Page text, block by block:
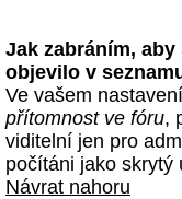
Jak zabráním,
objevilo v
Ve vašem
přítomnost ve fóru,
viditelní jen pro
počítáni jako skrytý
Návrat nahoru